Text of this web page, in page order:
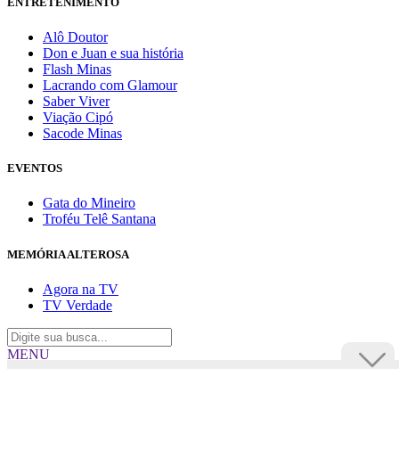
Alô Doutor
Don e Juan e sua história
Flash Minas
Lacrando com Glamour
Saber Viver
Viação Cipó
Sacode Minas
EVENTOS
Gata do Mineiro
Troféu Telê Santana
MEMÓRIA ALTEROSA
Agora na TV
TV Verdade
MENU